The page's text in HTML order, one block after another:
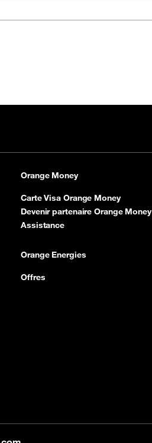
Orange Money
Carte Visa Orange Money
Devenir partenaire Orange Money
Assistance
Orange Energies
Offres